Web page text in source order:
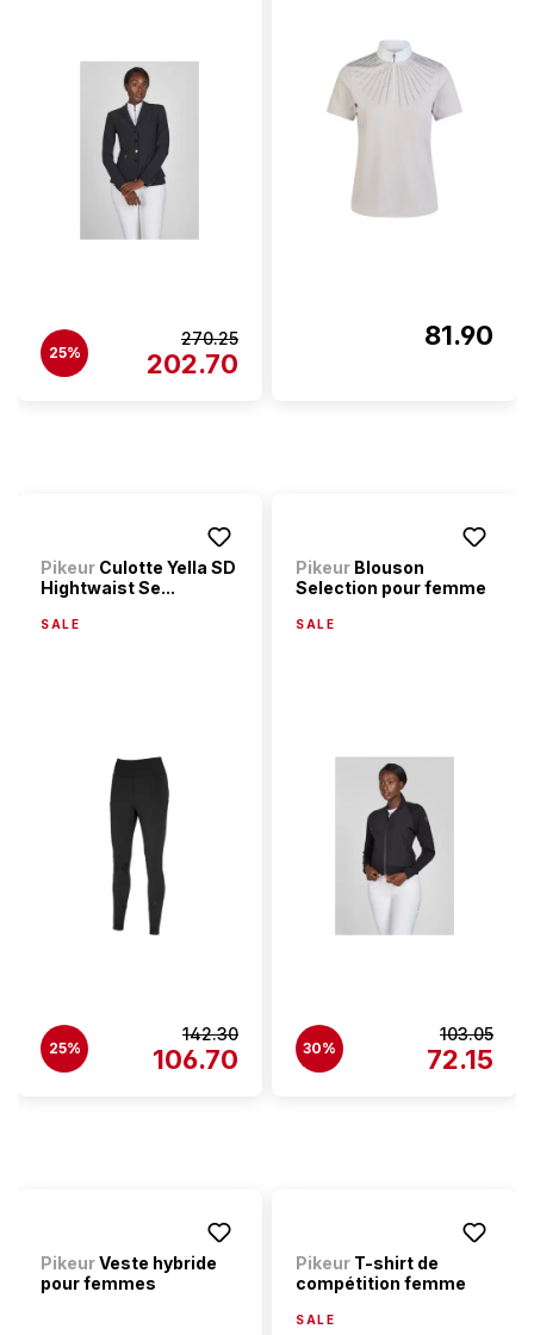
25%
270.25
202.70
81.90
Pikeur Culotte Yella SD
Hightwaist Se...
SALE
25%
142.30
106.70
Pikeur Blouson
Selection pour femme
SALE
30%
103.05
72.15
PikeurVeste hybride
pour femmes
Pikeur T-shirt de
compétition femme
SALE